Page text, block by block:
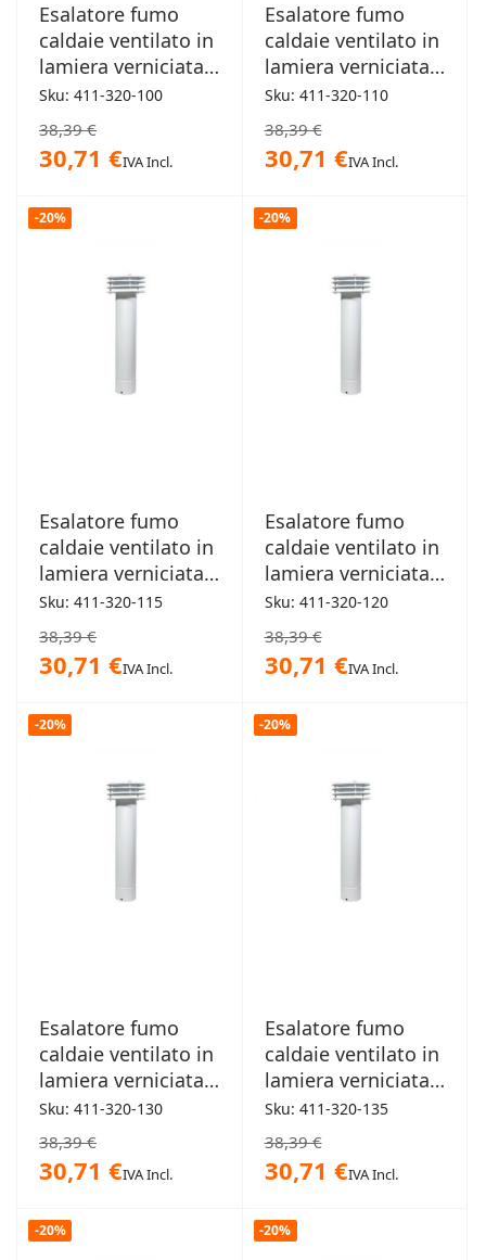
Esalatore fumo
caldaie ventilato in
lamiera verniciata
bianca 100mm
Sku: 411-320-100
38,39 €
30,71 €IVA Incl.
Esalatore fumo
caldaie ventilato in
lamiera verniciata
bianca 110mm
Sku: 411-320-110
38,39 €
30,71 €IVA Incl.
-20%
Esalatore fumo
caldaie ventilato in
lamiera verniciata
bianca 115mm
Sku: 411-320-115
38,39 €
30,71 €IVA Incl.
-20%
Esalatore fumo
caldaie ventilato in
lamiera verniciata
bianca 120mm
Sku: 411-320-120
38,39 €
30,71 €IVA Incl.
-20%
Esalatore fumo
caldaie ventilato in
lamiera verniciata
bianca 130mm
Sku: 411-320-130
38,39 €
30,71 €IVA Incl.
-20%
Esalatore fumo
caldaie ventilato in
lamiera verniciata
bianca 135mm
Sku: 411-320-135
38,39 €
30,71 €IVA Incl.
-20% -20%